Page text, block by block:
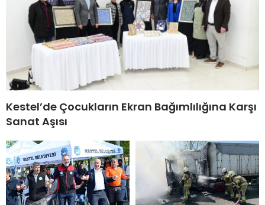
Kestel’de Çocukların Ekran Bağımlılığına Karşı
Sanat Aşısı